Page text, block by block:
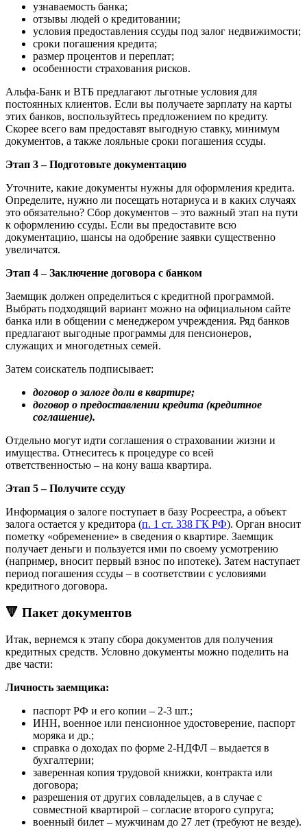
узнаваемость банка;
отзывы людей о кредитовании;
условия предоставления ссуды под залог недвижимости;
сроки погашения кредита;
размер процентов и переплат;
особенности страхования рисков.
Альфа-Банк и ВТБ предлагают льготные условия для
постоянных клиентов. Если вы получаете зарплату на карты
этих банков, воспользуйтесь предложением по кредиту.
Скорее всего вам предоставят выгодную ставку, минимум
документов, а также лояльные сроки погашения ссуды.
Этап 3 – Подготовьте документацию
Уточните, какие документы нужны для оформления кредита.
Определите, нужно ли посещать нотариуса и в каких случаях
это обязательно? Сбор документов – это важный этап на пути
к оформлению ссуды. Если вы предоставите всю
документацию, шансы на одобрение заявки существенно
увеличатся.
Этап 4 – Заключение договора с банком
Заемщик должен определиться с кредитной программой.
Выбрать подходящий вариант можно на официальном сайте
банка или в общении с менеджером учреждения. Ряд банков
предлагают выгодные программы для пенсионеров,
служащих и многодетных семей.
Затем соискатель подписывает:
договор о залоге доли в квартире;
договор о предоставлении кредита (кредитное
соглашение).
Отдельно могут идти соглашения о страховании жизни и
имущества. Отнеситесь к процедуре со всей
ответственностью – на кону ваша квартира.
Этап 5 – Получите ссуду
Информация о залоге поступает в базу Росреестра, а объект
залога остается у кредитора (п. 1 ст. 338 ГК РФ). Орган вносит
пометку «обременение» в сведения о квартире. Заемщик
получает деньги и пользуется ими по своему усмотрению
(например, вносит первый взнос по ипотеке). Затем наступает
период погашения ссуды – в соответствии с условиями
кредитного договора.
🔻 Пакет документов
Итак, вернемся к этапу сбора документов для получения
кредитных средств. Условно документы можно поделить на
две части:
Личность заемщика:
паспорт РФ и его копии – 2-3 шт.;
ИНН, военное или пенсионное удостоверение, паспорт
моряка и др.;
справка о доходах по форме 2-НДФЛ – выдается в
бухгалтерии;
заверенная копия трудовой книжки, контракта или
договора;
разрешения от других совладельцев, а в случае с
совместной квартирой – согласие второго супруга;
военный билет – мужчинам до 27 лет (требуют не везде).